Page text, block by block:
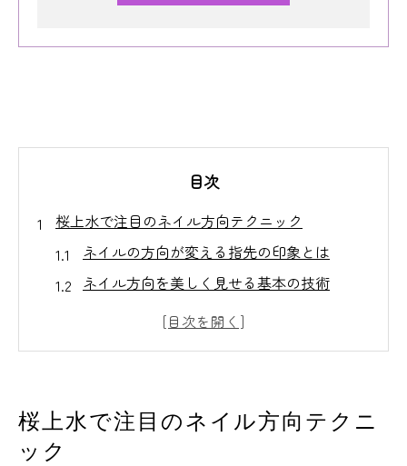
目次
桜上水で注目のネイル方向テクニック
ネイルの方向が変える指先の印象とは
ネイル方向を美しく見せる基本の技術
桜上水で流行中のネイル方向デザイン
指先美を際立てる桜上水の最新ネイル
桜上水発指先美を叶えるネイルテクニック
桜上水で注目のネイル方向テクニ
ック